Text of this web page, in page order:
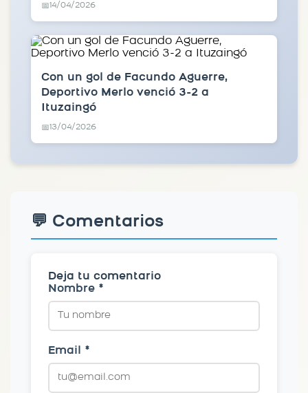
📅14/04/2026
Con un gol de Facundo Aguerre,
Deportivo Merlo venció 3-2 a
Ituzaingó
📅13/04/2026
💬 Comentarios
Deja tu comentario
Nombre *
Email *